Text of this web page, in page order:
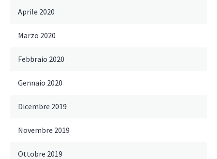
Aprile 2020
Marzo 2020
Febbraio 2020
Gennaio 2020
Dicembre 2019
Novembre 2019
Ottobre 2019